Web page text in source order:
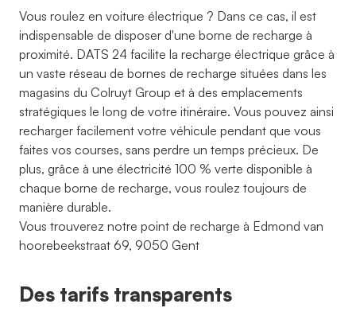
Vous roulez en voiture électrique ? Dans ce cas, il est
indispensable de disposer d'une borne de recharge à
proximité. DATS 24 facilite la recharge électrique grâce à
un vaste réseau de bornes de recharge situées dans les
magasins du Colruyt Group et à des emplacements
stratégiques le long de votre itinéraire. Vous pouvez ainsi
recharger facilement votre véhicule pendant que vous
faites vos courses, sans perdre un temps précieux. De
plus, grâce à une électricité 100 % verte disponible à
chaque borne de recharge, vous roulez toujours de
manière durable.
Vous trouverez notre point de recharge à Edmond van
hoorebeekstraat 69, 9050 Gent
Des tarifs transparents